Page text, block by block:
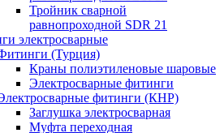
Тройник сварной
равнопроходной SDR 21
электросварные
(Турция)
Краны полиэтиленовые шаровые
Электросварные фитинги
фитинги (КНР)
Заглушка электросварная
Муфта переходная